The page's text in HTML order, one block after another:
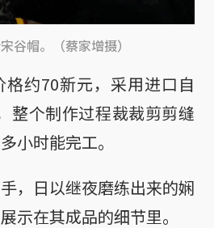
谷帽。（蔡家增摄）
约70新元，采用进口自
整个制作过程裁裁剪剪缝
小时能完工。
，日以继夜磨练出来的娴
示在其成品的细节里。